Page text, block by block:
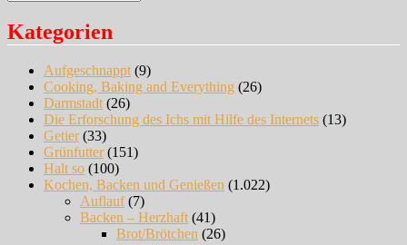
Kategorien
Aufgeschnappt(9)
Cooking, Baking and Everything (26)
Darmstadt(26)
Die Erforschung des Ichs mit Hilfe des Internets (13)
Getier(33)
Grünfutter(151)
Halt so (100)
Kochen, Backen und Genießen (1.022)
Auflauf(7)
Backen – Herzhaft(41)
Brot/Brötchen (26)